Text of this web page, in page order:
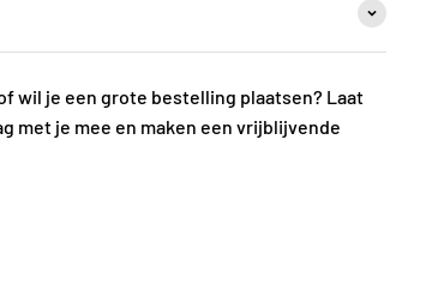
wil je een grote bestelling plaatsen? Laat
met je mee en maken een vrijblijvende